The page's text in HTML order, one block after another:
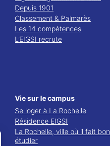
Depuis 1901
Classement & Palmarès
Les 14 compétences
L’EIGSI recrute
Vie sur le campus
Se loger à La Rochelle
Résidence EIGSI
La Rochelle, ville où il fait bon
étudier